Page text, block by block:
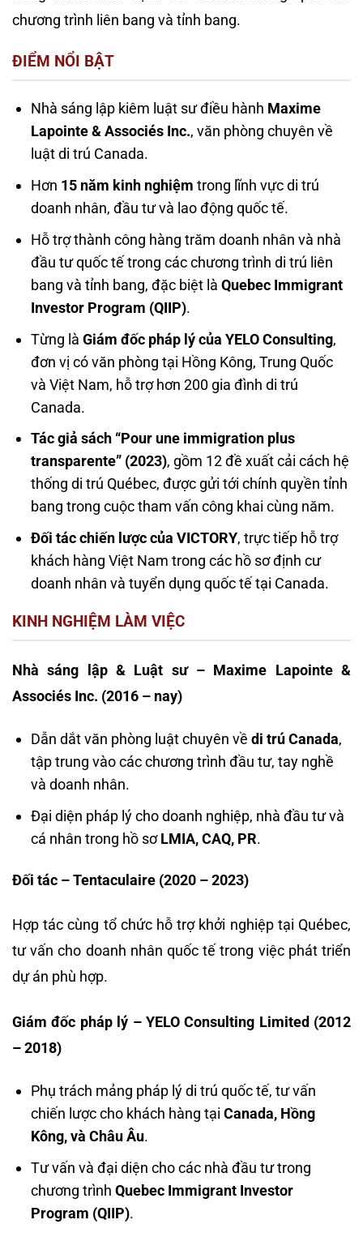
chương trình liên bang và tỉnh bang.
ĐIỂM NỔI BẬT
Nhà sáng lập kiêm luật sư điều hành Maxime
Lapointe & Associés Inc., văn phòng chuyên về
luật di trú Canada.
Hơn 15 năm kinh nghiệm trong lĩnh vực di trú
doanh nhân, đầu tư và lao động quốc tế.
Hỗ trợ thành công hàng trăm doanh nhân và nhà
đầu tư quốc tế trong các chương trình di trú liên
bang và tỉnh bang, đặc biệt làQuebec Immigrant
Investor Program (QIIP).
Từng làGiám đốc pháp lý của YELO Consulting,
đơn vị có văn phòng tại Hồng Kông, Trung Quốc
và Việt Nam, hỗ trợ hơn 200 gia đình di trú
Canada.
Tác giả sách “Pour une immigration plus
transparente” (2023), gồm 12 đề xuất cải cách hệ
thống di trú Québec, được gửi tới chính quyền tỉnh
bang trong cuộc tham vấn công khai cùng năm.
Đối tác chiến lược của VICTORY, trực tiếp hỗ trợ
khách hàng Việt Nam trong các hồ sơ định cư
doanh nhân và tuyển dụng quốc tế tại Canada.
KINH NGHIỆM LÀM VIỆC
Nhà sáng lập & Luật sư – Maxime Lapointe &
Associés Inc. (2016 – nay)
Dẫn dắt văn phòng luật chuyên vềdi trú Canada,
tập trung vào các chương trình đầu tư, tay nghề
và doanh nhân.
Đại diện pháp lý cho doanh nghiệp, nhà đầu tư và
cá nhân trong hồ sơLMIA, CAQ, PR.
Đối tác – Tentaculaire (2020 – 2023)
Hợp tác cùng tổ chức hỗ trợ khởi nghiệp tại Québec,
tư vấn cho doanh nhân quốc tế trong việc phát triển
dự án phù hợp.
Giám đốc pháp lý – YELO Consulting Limited (2012
– 2018)
Phụ trách mảng pháp lý di trú quốc tế, tư vấn
chiến lược cho khách hàng tạiCanada, Hồng
Kông, và Châu Âu.
Tư vấn và đại diện cho các nhà đầu tư trong
chương trìnhQuebec Immigrant Investor
Program (QIIP).